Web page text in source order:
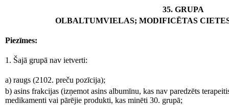
35. GRUPA
OLBALTUMVIELAS; MODIFICĒTAS
Piezīmes:
1. Šajā grupā nav ietverti:
a) raugs (2102. preču pozīcija);
b) asins frakcijas (izņemot asins albumīnu, kas nav paredzēts
medikamenti vai pārējie produkti, kas minēti 30. grupā;